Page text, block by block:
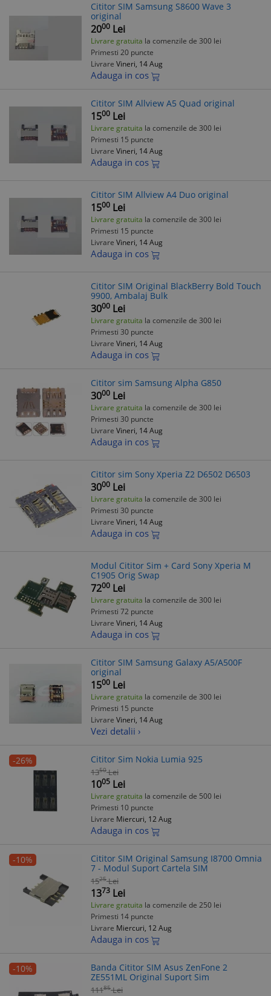
Cititor SIM Samsung S8600 Wave 3
original
2000 Lei
Livrare gratuita la comenzile de 300 lei
Primesti 20 puncte
Livrare Vineri, 14 Aug
Adauga in cos
Cititor SIM Allview A5 Quad original
1500 Lei
Livrare gratuita la comenzile de 300 lei
Primesti 15 puncte
Livrare Vineri, 14 Aug
Adauga in cos
Cititor SIM Allview A4 Duo original
1500 Lei
Livrare gratuita la comenzile de 300 lei
Primesti 15 puncte
Livrare Vineri, 14 Aug
Adauga in cos
Cititor SIM Original BlackBerry Bold Touch
9900, Ambalaj Bulk
3000 Lei
Livrare gratuita la comenzile de 300 lei
Primesti 30 puncte
Livrare Vineri, 14 Aug
Adauga in cos
Cititor sim Samsung Alpha G850
3000 Lei
Livrare gratuita la comenzile de 300 lei
Primesti 30 puncte
Livrare Vineri, 14 Aug
Adauga in cos
Cititor sim Sony Xperia Z2 D6502 D6503
3000 Lei
Livrare gratuita la comenzile de 300 lei
Primesti 30 puncte
Livrare Vineri, 14 Aug
Adauga in cos
Modul Cititor Sim + Card Sony Xperia M
C1905 Orig Swap
7200 Lei
Livrare gratuita la comenzile de 300 lei
Primesti 72 puncte
Livrare Vineri, 14 Aug
Adauga in cos
Cititor SIM Samsung Galaxy A5/A500F
original
1500 Lei
Livrare gratuita la comenzile de 300 lei
Primesti 15 puncte
Livrare Vineri, 14 Aug
Vezi detalii ›
-26% Cititor Sim Nokia Lumia 925
1350 Lei
1005 Lei
Livrare gratuita la comenzile de 500 lei
Primesti 10 puncte
Livrare Miercuri, 12 Aug
Adauga in cos
-10%
Cititor SIM Original Samsung I8700 Omnia
7 - Modul Suport Cartela SIM
1525 Lei
1373 Lei
Livrare gratuita la comenzile de 250 lei
Primesti 14 puncte
Livrare Miercuri, 12 Aug
Adauga in cos
-10%
Banda Cititor SIM Asus ZenFone 2
ZE551ML Original Suport Sim
11185 Lei